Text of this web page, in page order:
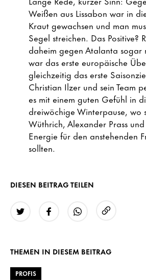
Weißen aus Lissabon war in
Kraut gewachsen und man
Segel streichen. Das Positive?
daheim gegen Atalanta sogar
war das erste europäische
gleichzeitig das erste
Christian Ilzer und sein Team
es mit einem guten Gefühl in
dreiwöchige Winterpause, wo
Wüthrich, Alexander Prass
Energie für den anstehenden
sollten.
DIESEN BEITRAG TEILEN
THEMEN IN DIESEM BEITRAG
PROFIS